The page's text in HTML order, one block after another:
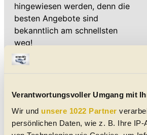
Verantwortungsvoller Umgang mit
Wir und unsere 1022 Partner
persönlichen Daten, wie z. B. Ihre IP-
hingewiesen werden, denn die
besten Angebote sind
bekanntlich am schnellsten
weg!
Unsere Porsche 959 Meldungen
1980er-Jahre
Welche Modelle
Herzen?
In dieser Liste lassen wir fünf mythische